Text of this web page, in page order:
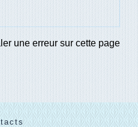
une erreur sur cette page